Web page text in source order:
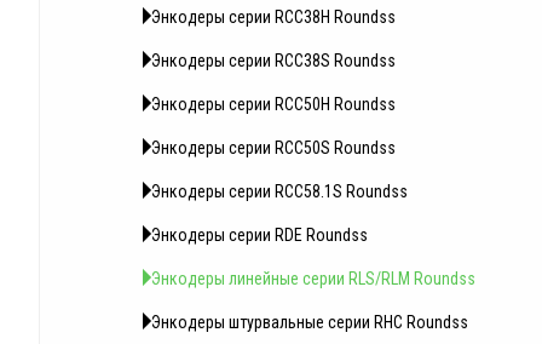
Энкодеры серии RCC38Н Roundss
Энкодеры серии RCC38S Roundss
Энкодеры серии RCC50Н Roundss
Энкодеры серии RCC50S Roundss
Энкодеры серии RCC58.1S Roundss
Энкодеры серии RDE Roundss
Энкодеры линейные серии RLS/RLM Roundss
Энкодеры штурвальные серии RHC Roundss